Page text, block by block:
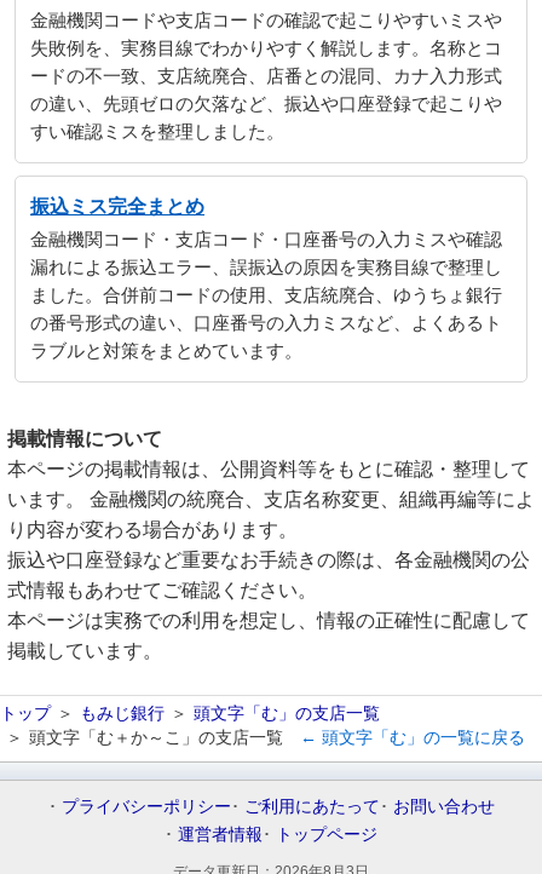
金融機関コードや支店コードの確認で起こりやすいミスや
失敗例を、実務目線でわかりやすく解説します。名称とコ
ードの不一致、支店統廃合、店番との混同、カナ入力形式
の違い、先頭ゼロの欠落など、振込や口座登録で起こりや
すい確認ミスを整理しました。
振込ミス完全まとめ
金融機関コード・支店コード・口座番号の入力ミスや確認
漏れによる振込エラー、誤振込の原因を実務目線で整理し
ました。合併前コードの使用、支店統廃合、ゆうちょ銀行
の番号形式の違い、口座番号の入力ミスなど、よくあるト
ラブルと対策をまとめています。
掲載情報について
本ページの掲載情報は、公開資料等をもとに確認・整理して
います。 金融機関の統廃合、支店名称変更、組織再編等によ
り内容が変わる場合があります。
振込や口座登録など重要なお手続きの際は、各金融機関の公
式情報もあわせてご確認ください。
本ページは実務での利用を想定し、情報の正確性に配慮して
掲載しています。
トップ もみじ銀行
頭文字「む」の支店一覧
頭文字「む＋か～こ」の支店一覧
← 頭文字「む」の一覧に戻る
プライバシーポリシー ご利用にあたって
お問い合わせ
運営者情報
トップページ